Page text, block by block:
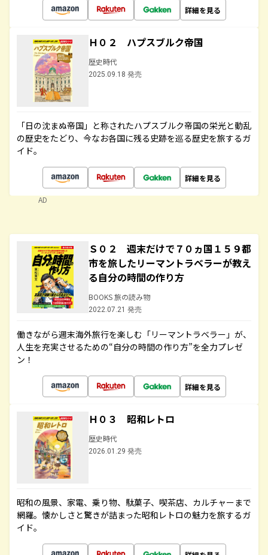
詳細を見る
Ｈ０２ ハプスブルク帝国
歴史時代
2025.09.18 発売
「日の沈まぬ帝国」と称されたハプスブルク帝国の栄光と動乱
の歴史をたどり、今なお各国に残る史跡を巡る歴史を旅するガ
イド。
詳細を見る
AD
Ｓ０２ 週末だけで７０ヵ国１５９都
市を旅したリーマントラベラーが教え
る自分の時間の作り方
BOOKS 旅の読み物
2022.07.21 発売
働きながら週末海外旅行を楽しむ「リーマントラベラー」が、
人生を充実させるための“自分の時間の作り方”を全力プレゼ
ン！
詳細を見る
Ｈ０３ 昭和レトロ
歴史時代
2026.01.29 発売
昭和の風景、家電、乗り物、駄菓子、喫茶店、カルチャーまで
網羅。懐かしさと驚きが詰まった昭和レトロの魅力を旅するガ
イド。